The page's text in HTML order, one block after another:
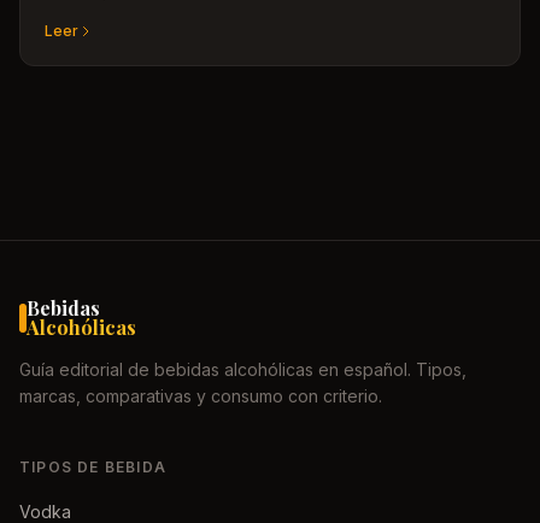
Leer
Bebidas
Alcohólicas
Guía editorial de bebidas alcohólicas en español. Tipos,
marcas, comparativas y consumo con criterio.
TIPOS DE BEBIDA
Vodka